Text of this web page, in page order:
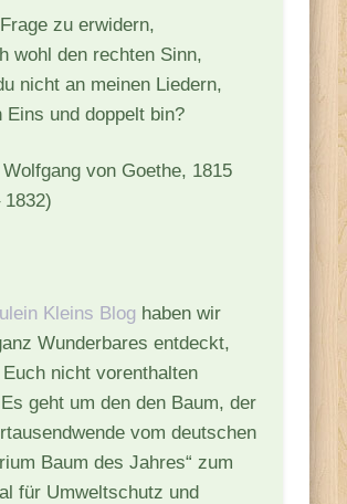
zu erwidern,
wohl den rechten Sinn,
nicht an meinen Liedern,
Eins und doppelt bin?
von Goethe, 1815
1832)
Kleins Blog haben wir
Wunderbares entdeckt,
nicht vorenthalten
geht um den den Baum, der
vom deutschen
Baum des Jahres“ zum
für Umweltschutz und